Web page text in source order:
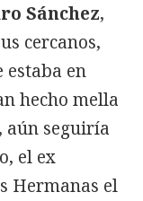
Sánchez,
cercanos,
en
hecho mella
aún seguiría
el ex
Hermanas el